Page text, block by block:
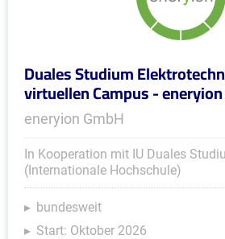
Duales Studium
virtuellen Campus -
eneryion GmbH
In Kooperation mit IU Duales
(Internationale Hochschule)
bundesweit
Start: Oktober 2026